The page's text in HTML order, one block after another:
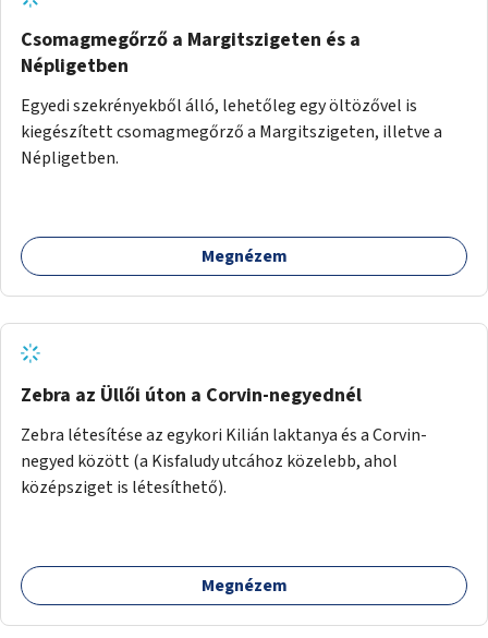
Csomagmegőrző a Margitszigeten és a
Népligetben
Egyedi szekrényekből álló, lehetőleg egy öltözővel is
kiegészített csomagmegőrző a Margitszigeten, illetve a
Népligetben.
Megnézem
Zebra az Üllői úton a Corvin-negyednél
Zebra létesítése az egykori Kilián laktanya és a Corvin-
negyed között (a Kisfaludy utcához közelebb, ahol
középsziget is létesíthető).
Megnézem